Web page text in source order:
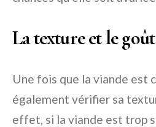
La texture et le goût
Une fois que la viande est
également vérifier sa
effet, si la viande est trop